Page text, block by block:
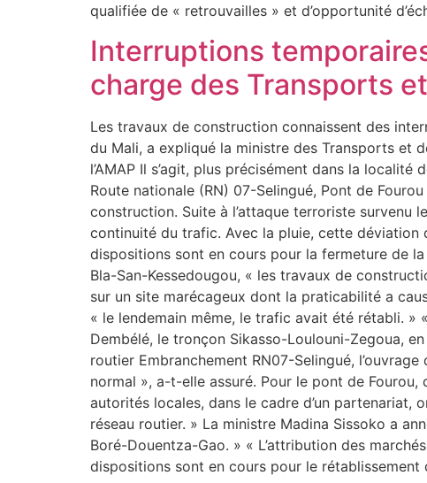
qualifiée de « retrouvailles » et d’opportunité
Interruptions
charge des Transports
Les travaux de construction connaissent des
du Mali, a expliqué la ministre des Transports et
l’AMAP Il s’agit, plus précisément dans la
Route nationale (RN) 07-Selingué, Pont de
construction. Suite à l’attaque terroriste survenu
continuité du trafic. Avec la pluie, cette déviation
dispositions sont en cours pour la fermeture de
Bla-San-Kessedougou, « les travaux de
sur un site marécageux dont la praticabilité a
« le lendemain même, le trafic avait été rétabli. »
Dembélé, le tronçon Sikasso-Loulouni-Zegoua,
routier Embranchement RN07-Selingué,
normal », a-t-elle assuré. Pour le pont de
autorités locales, dans le cadre d’un partenariat,
réseau routier. » La ministre Madina Sissoko a
Boré-Douentza-Gao. » « L’attribution des
dispositions sont en cours pour le